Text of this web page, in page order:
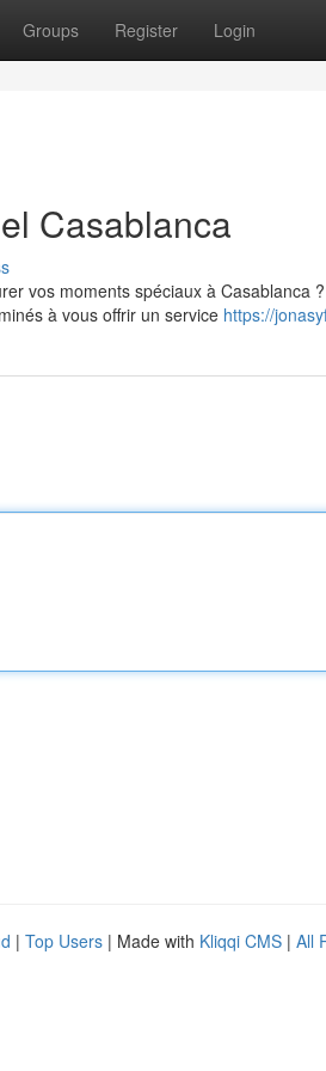
Groups Register Login
Casablanca
vos moments spéciaux à Casablanca
à vous offrir un service https://
| Top Users | Made with Kliqqi CMS | All